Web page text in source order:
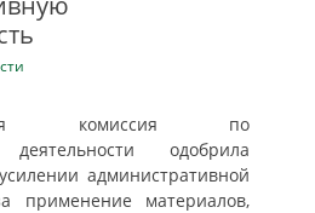
комиссия по
деятельности одобрила
административной
применение материалов,